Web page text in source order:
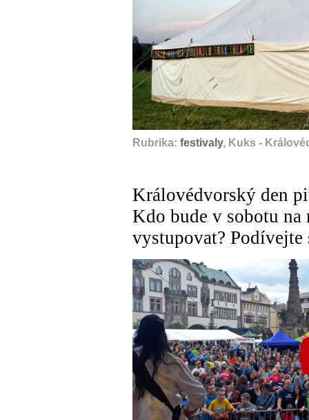
Rubrika: festivaly, Kuks -
Královédvorský den
Kdo bude v sobotu
vystupovat? Podívejte